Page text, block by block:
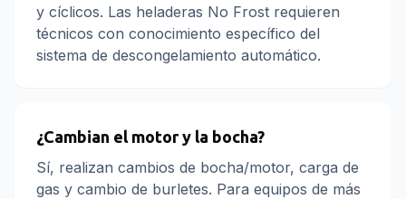
y cíclicos. Las heladeras No Frost requieren
técnicos con conocimiento específico del
sistema de descongelamiento automático.
¿Cambian el motor y la bocha?
Sí, realizan cambios de bocha/motor, carga de
gas y cambio de burletes. Para equipos de más